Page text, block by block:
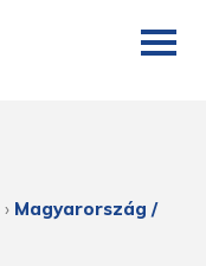
› Magyarország /